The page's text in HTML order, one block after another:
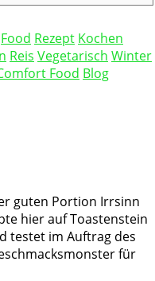
Food Rezept Kochen
Reis Vegetarisch Winter
Food Blog
guten Portion Irrsinn
hier auf Toastenstein
testet im Auftrag des
für